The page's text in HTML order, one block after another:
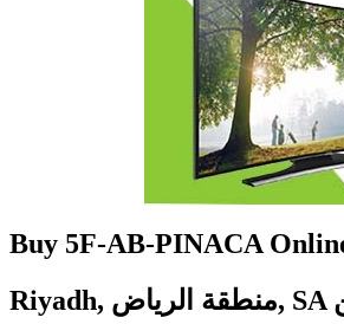
Buy 5F-AB-PINACA
Riyadh, منطقة الرياض, SA